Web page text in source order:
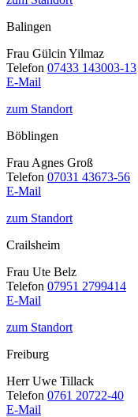
Balingen
Frau Gülcin Yilmaz
Telefon 07433 143003-13
E-Mail
zum Standort
Böblingen
Frau Agnes Groß
Telefon 07031 43673-56
E-Mail
zum Standort
Crailsheim
Frau Ute Belz
Telefon 07951 2799414
E-Mail
zum Standort
Freiburg
Herr Uwe Tillack
Telefon 0761 20722-40
E-Mail